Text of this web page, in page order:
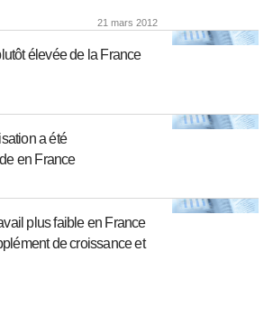
21 mars 2012
élevée de la France
a été
en France
plus faible en France
de croissance et